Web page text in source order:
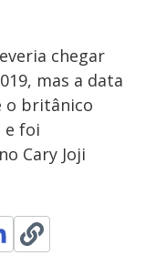
chegar
mas a data
o britânico
e foi
Cary Joji